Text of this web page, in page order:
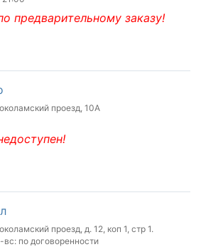
предварительному заказу!
проезд, 10А
проезд, д. 12, коп 1, стр 1.
по договоренности